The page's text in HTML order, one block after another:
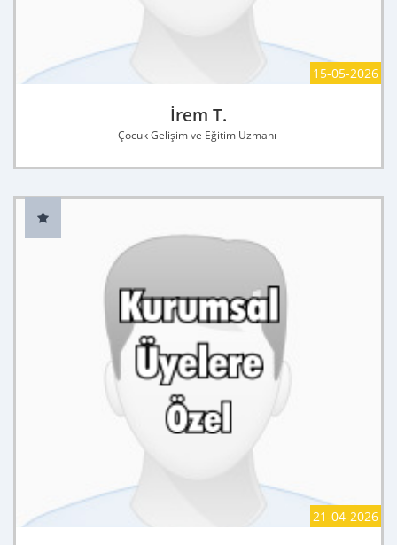
15-05-2026
İrem T.
Çocuk Gelişim ve Eğitim Uzmanı
21-04-2026